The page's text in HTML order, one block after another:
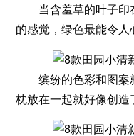
当含羞草的叶子印
的感觉，绿色最能令人
缤纷的色彩和图案
枕放在一起就好像创造